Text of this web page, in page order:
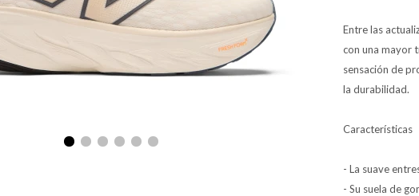
Entre las
con una mayor
sensación de
la durabilidad.
Características
- La suave
- Su suela de